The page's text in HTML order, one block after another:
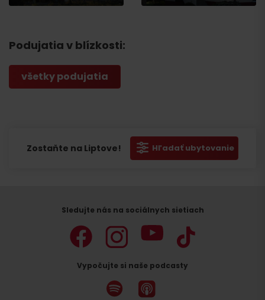
Podujatia v blízkosti:
všetky podujatia
Zostaňte na Liptove! Hľadať ubytovanie
Sledujte nás na sociálnych sietiach
Vypočujte si naše podcasty